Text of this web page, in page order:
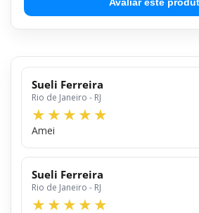
Sueli Ferreira
Rio de Janeiro - RJ
Amei
Sueli Ferreira
Rio de Janeiro - RJ